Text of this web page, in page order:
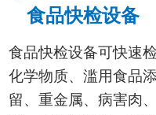
食品快检设备
食品快检设备可快速
化学物质、滥用食品
留、重金属、病害肉